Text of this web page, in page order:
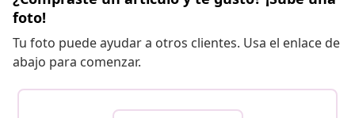
foto!
Tu foto puede ayudar a otros clientes. Usa el enlace de
abajo para comenzar.